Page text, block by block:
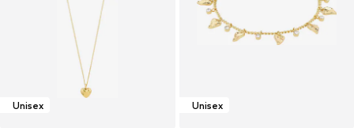
Unisex Unisex